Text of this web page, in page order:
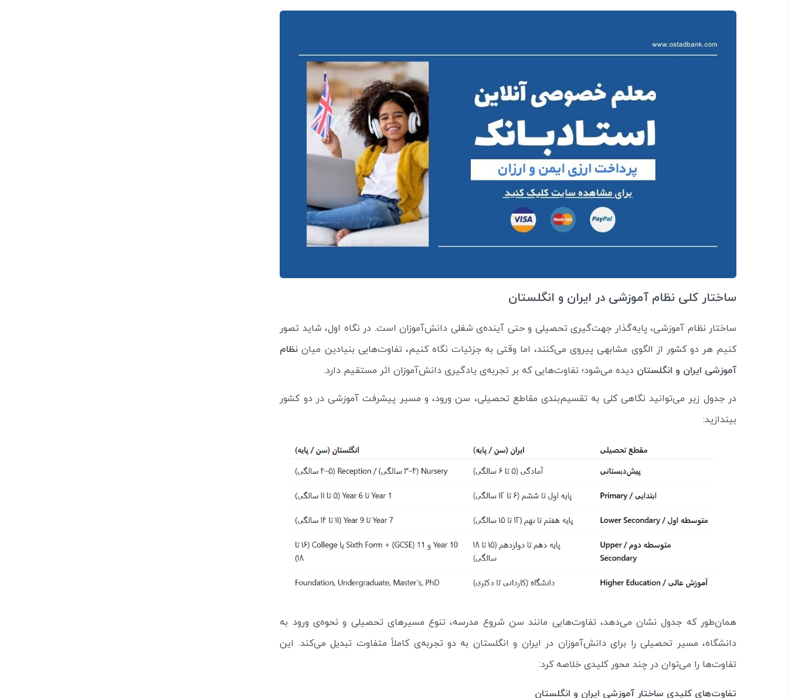
ساختار کلی نظام آموزشی در ایران و انگلستان
ساختار نظام آموزشی، پایه‌گذار جهت‌گیری تحصیلی و حتی آینده‌ی شغلی دانش‌آموزان است. در نگاه اول، شاید تصور
کنیم هر دو کشور از الگوی مشابهی پیروی می‌کنند، اما وقتی به جزئیات نگاه کنیم، تفاوت‌هایی بنیادین میان نظام
آموزشی ایران و انگلستان دیده می‌شود؛ تفاوت‌هایی که بر تجربه‌ی یادگیری دانش‌آموزان اثر مستقیم دارد.
در جدول زیر می‌توانید نگاهی کلی به تقسیم‌بندی مقاطع تحصیلی، سن ورود، و مسیر پیشرفت آموزشی در دو کشور
بیندازید:
همان‌طور که جدول نشان می‌دهد، تفاوت‌هایی مانند سن شروع مدرسه، تنوع مسیرهای تحصیلی و نحوه‌ی ورود به
دانشگاه، مسیر تحصیلی را برای دانش‌آموزان در ایران و انگلستان به دو تجربه‌ی کاملاً متفاوت تبدیل می‌کند. این
تفاوت‌ها را می‌توان در چند محور کلیدی خلاصه کرد:
تفاوت‌های کلیدی ساختار آموزشی ایران و انگلستان